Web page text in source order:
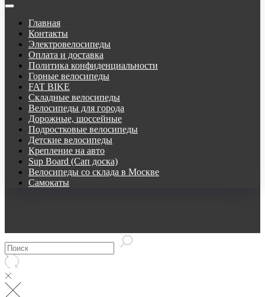
Главная
Контакты
Электровелосипеды
Оплата и доставка
Политика конфиденциальности
Горные велосипеды
FAT BIKE
Складные велосипеды
Велосипеды для города
Дорожные, шоссейные
Подростковые велосипеды
Детские велосипеды
Крепление на авто
Sup Board (Сап доска)
Велосипеды со склада в Москве
Самокаты